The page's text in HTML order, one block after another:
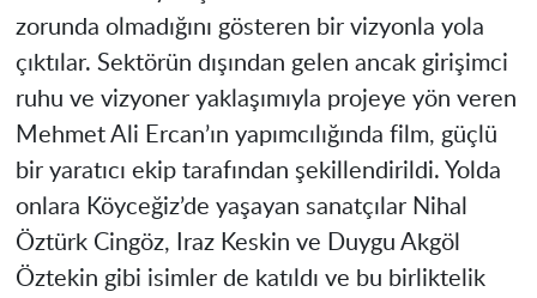
zorunda olmadığını gösteren bir vizyonla yola
çıktılar. Sektörün dışından gelen ancak girişimci
ruhu ve vizyoner yaklaşımıyla projeye yön veren
Mehmet Ali Ercan’ın yapımcılığında film, güçlü
bir yaratıcı ekip tarafından şekillendirildi. Yolda
onlara Köyceğiz’de yaşayan sanatçılar Nihal
Öztürk Cingöz, Iraz Keskin ve Duygu Akgöl
Öztekin gibi isimler de katıldı ve bu birliktelik